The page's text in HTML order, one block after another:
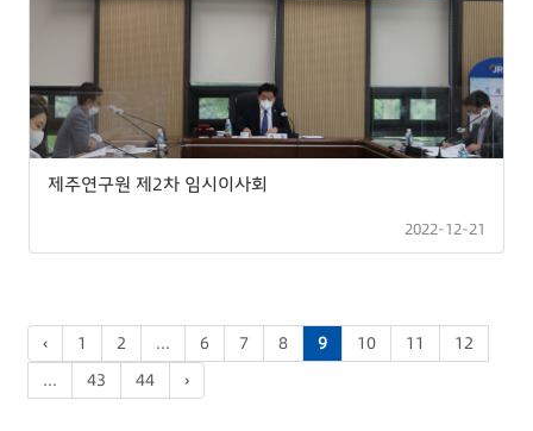
제주연구원 제2차 임시이사회
2022-12-21
‹ 1 2 ... 6 7 8 9 10 11
12
...
43 44 ›